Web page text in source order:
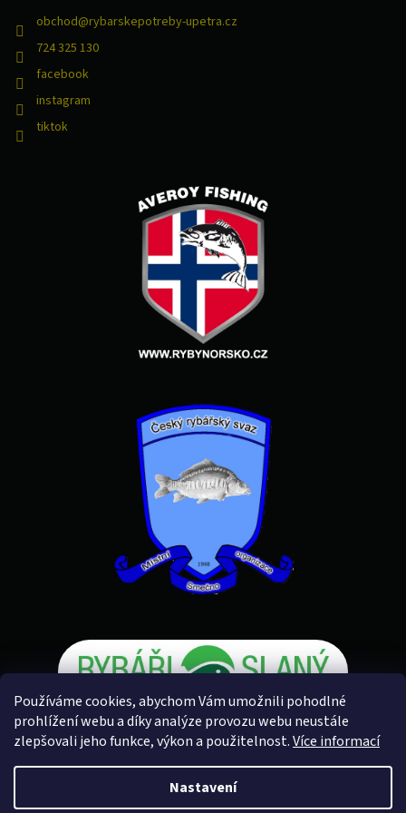
Používáme cookies, abychom Vám umožnili pohodlné
prohlížení webu a díky analýze provozu webu neustále
zlepšovali jeho funkce, výkon a použitelnost.Více informací
Nastavení
obchod@rybarskepotreby-upetra.cz
724 325 130
facebook
instagram
tiktok